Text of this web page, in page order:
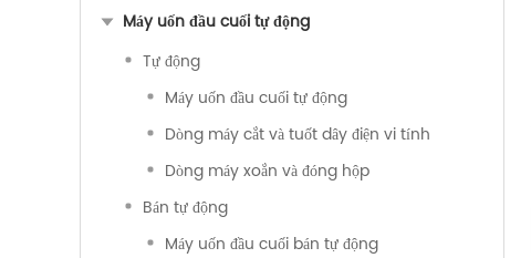
Máy uốn đầu cuối tự động
Tự động
Máy uốn đầu cuối tự động
Dòng máy cắt và tuốt dây điện vi tính
Dòng máy xoắn và đóng hộp
Bán tự động
Máy uốn đầu cuối bán tự động